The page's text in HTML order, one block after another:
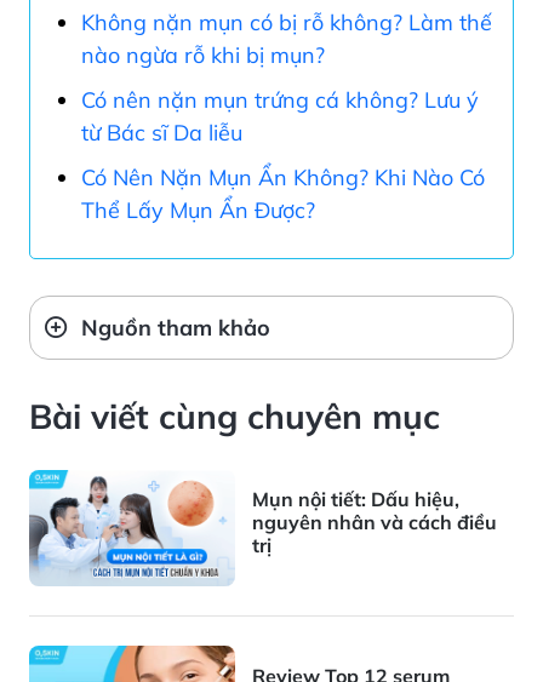
Không nặn mụn có bị rỗ không? Làm thế
nào ngừa rỗ khi bị mụn?
Có nên nặn mụn trứng cá không? Lưu ý
từ Bác sĩ Da liễu
Có Nên Nặn Mụn Ẩn Không? Khi Nào Có
Thể Lấy Mụn Ẩn Được?
Nguồn tham khảo
Bài viết cùng chuyên mục
Mụn nội tiết: Dấu hiệu,
nguyên nhân và cách điều
trị
Review Top 12 serum